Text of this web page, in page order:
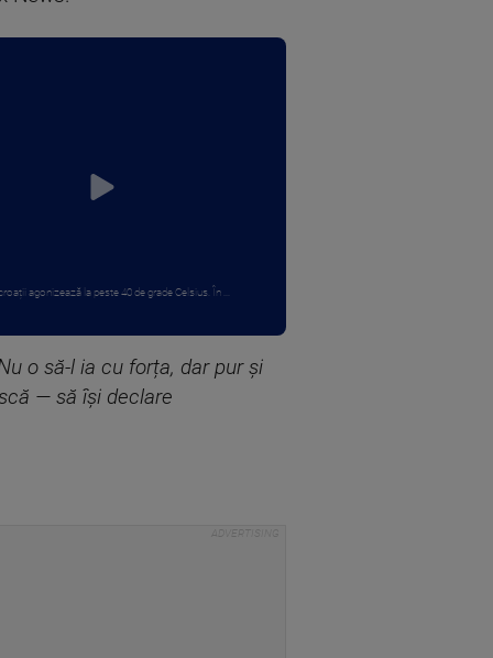
agonizează la peste 40 de grade Celsius. În ...
o să-l ia cu forța, dar pur și
— să își declare